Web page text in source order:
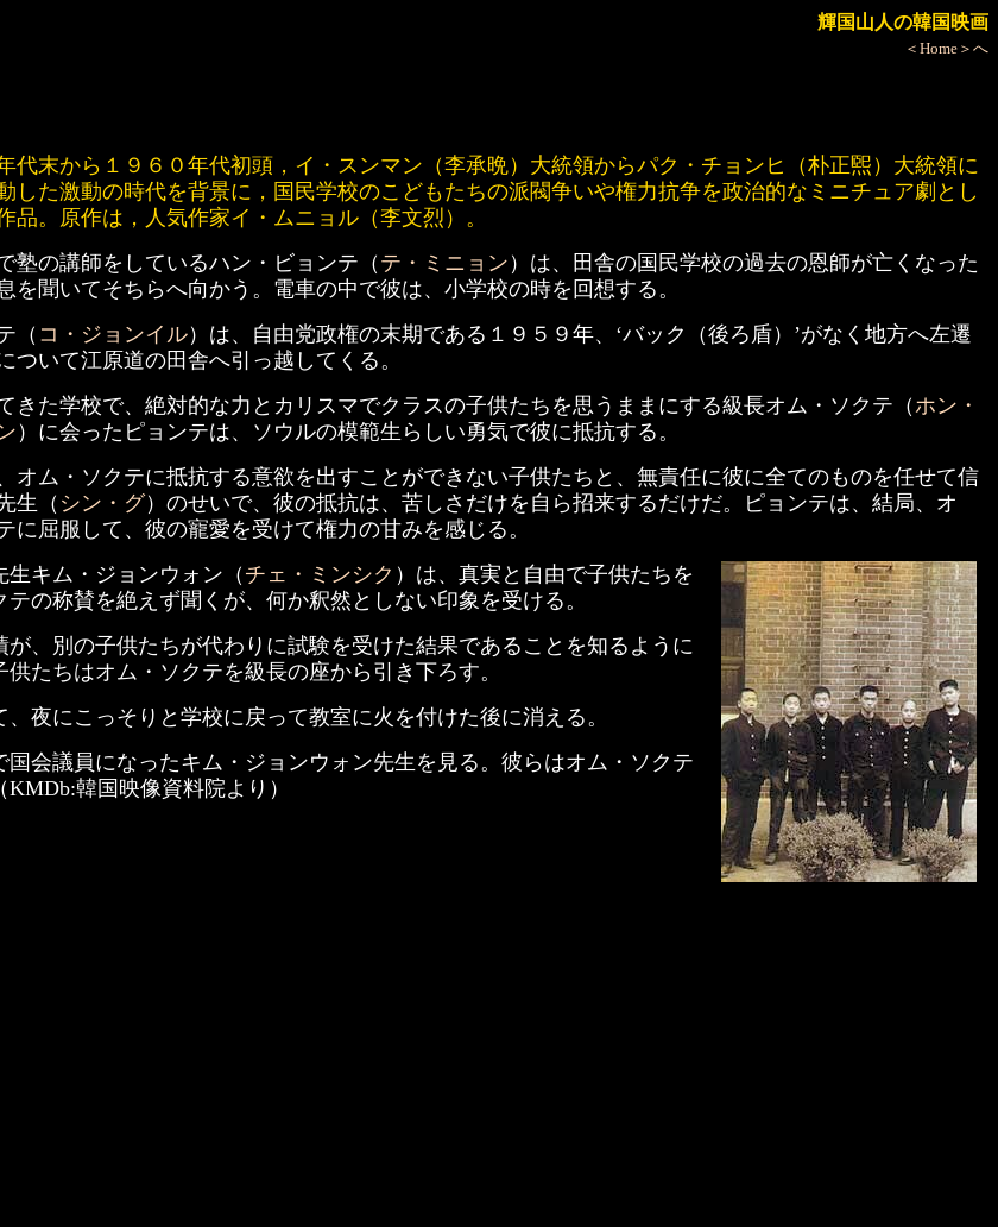
輝国山人の韓国映画
＜Home＞へ
代末から１９６０年代初頭，イ・スンマン（李承晩）大統領からパク・チョンヒ（朴正煕）大統領に
した激動の時代を背景に，国民学校のこどもたちの派閥争いや権力抗争を政治的なミニチュア劇とし
品。原作は，人気作家イ・ムニョル（李文烈）。
塾の講師をしているハン・ビョンテ（テ・ミニョン ）は、田舎の国民学校の過去の恩師が亡くなった
を聞いてそちらへ向かう。電車の中で彼は、小学校の時を回想する。
（ コ・ジョンイル）は、自由党政権の末期である１９５９年、‘バック（後ろ盾）’がなく地方へ左遷
ついて江原道の田舎へ引っ越してくる。
きた学校で、絶対的な力とカリスマでクラスの子供たちを思うままにする級長オム・ソクテ（ホン・
）に会ったピョンテは、ソウルの模範生らしい勇気で彼に抵抗する。
オム・ソクテに抵抗する意欲を出すことができない子供たちと、無責任に彼に全てのものを任せて信
生（ シン・グ）のせいで、彼の抵抗は、苦しさだけを自ら招来するだけだ。ピョンテは、結局、オ
に屈服して、彼の寵愛を受けて権力の甘みを感じる。
キム・ジョンウォン（ チェ・ミンシク ）は、真実と自由で子供たちを
の称賛を絶えず聞くが、何か釈然としない印象を受ける。
、別の子供たちが代わりに試験を受けた結果であることを知るように
たちはオム・ソクテを級長の座から引き下ろす。
夜にこっそりと学校に戻って教室に火を付けた後に消える。
会議員になったキム・ジョンウォン先生を見る。彼らはオム・ソクテ
韓国映像資料院より）